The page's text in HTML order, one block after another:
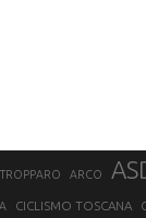
ARCO
CICLISMO TOSCANA